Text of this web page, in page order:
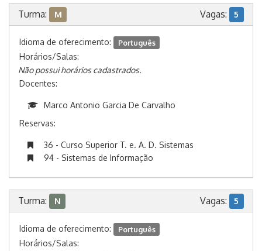
Turma: M Vagas: 5
Idioma de oferecimento: Português
Horários/Salas:
Não possui horários cadastrados.
Docentes:
Marco Antonio Garcia De Carvalho
Reservas:
36 - Curso Superior T. e. A. D. Sistemas
94 - Sistemas de Informação
Turma: N Vagas: 5
Idioma de oferecimento: Português
Horários/Salas: